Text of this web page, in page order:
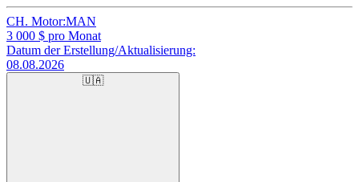
CH. Motor:MAN
3 000 $ pro Monat
Datum der Erstellung/Aktualisierung:
08.08.2026
🇺🇦